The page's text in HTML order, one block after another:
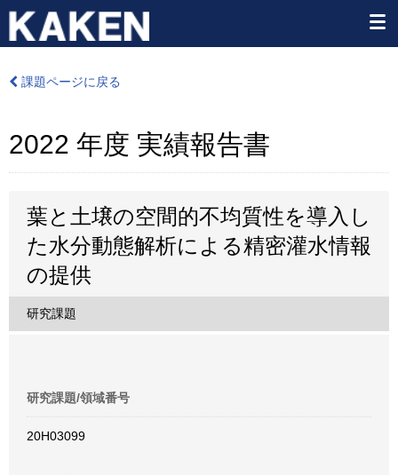
課題ページに戻る
2022 年度 実績報告書
葉と土壌の空間的不均質性を導入し
た水分動態解析による精密灌水情報
の提供
研究課題
研究課題/領域番号
20H03099